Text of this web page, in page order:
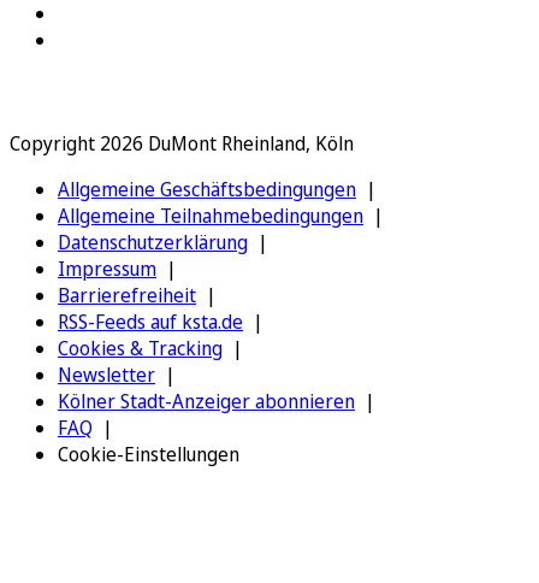
Copyright 2026 DuMont Rheinland, Köln
Allgemeine Geschäftsbedingungen
Allgemeine Teilnahmebedingungen
Datenschutzerklärung
Impressum
Barrierefreiheit
RSS-Feeds auf ksta.de
Cookies & Tracking
Newsletter
Kölner Stadt-Anzeiger abonnieren
FAQ
Cookie-Einstellungen